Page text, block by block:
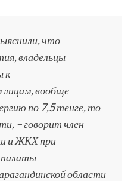
что
владельцы
к
лицам, вообще
по 7,5 тенге, то
– говорит член
и ЖКХ при
палаты
области